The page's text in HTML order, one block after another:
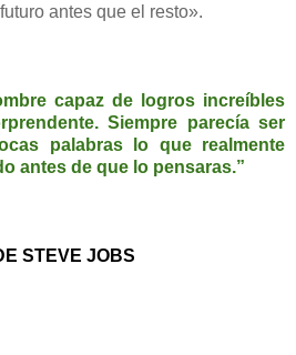
antes que el resto».
capaz de logros increíbles
Siempre parecía ser
palabras lo que realmente
antes de que lo pensaras.”
STEVE JOBS